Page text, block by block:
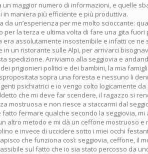
un maggior numero di informazioni, e quelle
maniera più efficiente e più produttiva.
da un’esperienza per me molto scioccante:
per la terza e ultima volta di fare una gita fuori
era assolutamente insostenibile e infatti ce
in un ristorante sulle Alpi, per arrivarci
spedizione. Arriviamo alla seggiovia e
prigionieri politici e dei bambini, la mia
sopra una foresta e nessuno li
psichiatrici e io vengo colto logicamente
che mi deve far scendere, il ragazzo si
mostruosa e non riesce a staccarmi dal
fermare qualche secondo la seggiovia,
altro metodo e mi dà un ceffone mostruoso e
e invece di uccidere sotto i miei occhi
che funziona così: seggiovia, ceffone, il
sul fatto che io sia stato percosso da